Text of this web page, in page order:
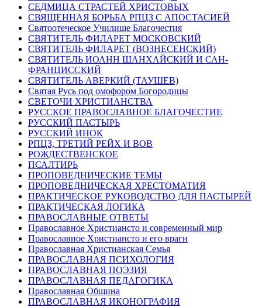
СЕДМИЦА СТРАСТЕЙ ХРИСТОВЫХ
СВЯЩЕННАЯ БОРЬБА РПЦЗ С АПОСТАСИЕЙ
Святоотеческое Училище Благочестия
СВЯТИТЕЛЬ ФИЛАРЕТ МОСКОВСКИЙ
СВЯТИТЕЛЬ ФИЛАРЕТ (ВОЗНЕСЕНСКИЙ)
СВЯТИТЕЛЬ ИОАНН ШАНХАЙСКИЙ И САН-
ФРАНЦИССКИЙ
СВЯТИТЕЛЬ АВЕРКИЙ (ТАУШЕВ)
Святая Русь под омофором Богородицы
СВЕТОЧИ ХРИСТИАНСТВА
РУССКОЕ ПРАВОСЛАВНОЕ БЛАГОЧЕСТИЕ
РУССКИЙ ПАСТЫРЬ
РУССКИЙ ИНОК
РПЦЗ, ТРЕТИЙ РЕЙХ И ВОВ
РОЖДЕСТВЕНСКОЕ
ПСАЛТИРЬ
ПРОПОВЕДНИЧЕСКИЕ ТЕМЫ
ПРОПОВЕДНИЧЕСКАЯ ХРЕСТОМАТИЯ
ПРАКТИЧЕСКОЕ РУКОВОДСТВО ДЛЯ ПАСТЫРЕЙ
ПРАКТИЧЕСКАЯ ЛОГИКА
ПРАВОСЛАВНЫЕ ОТВЕТЫ
Православное Христиансто и современный мир
Православное Христиансто и его враги
Православная Христианская Семья
ПРАВОСЛАВНАЯ ПСИХОЛОГИЯ
ПРАВОСЛАВНАЯ ПОЭЗИЯ
ПРАВОСЛАВНАЯ ПЕДАГОГИКА
Православная Община
ПРАВОСЛАВНАЯ ИКОНОГРАФИЯ